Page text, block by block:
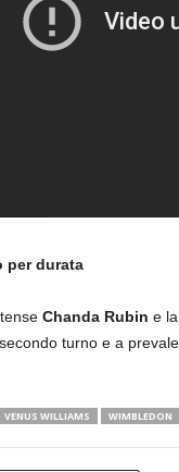
per durata
Chanda Rubin e
turno e a
VENUS WILLIAMS WIMBLEDON